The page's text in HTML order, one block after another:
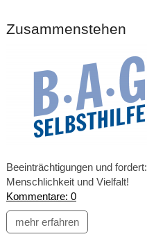
Zusammenstehen
Beeinträchtigungen und
Menschlichkeit und Vielfalt!
Kommentare: 0
mehr erfahren